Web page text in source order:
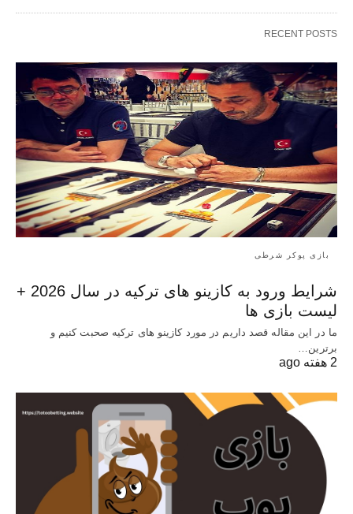
RECENT POSTS
بازی پوکر شرطی
شرایط ورود به کازینو های ترکیه در سال 2026 +
لیست بازی ها
ما در این مقاله قصد داریم در مورد کازینو های ترکیه صحبت کنیم و
برترین…
2 هفته ago